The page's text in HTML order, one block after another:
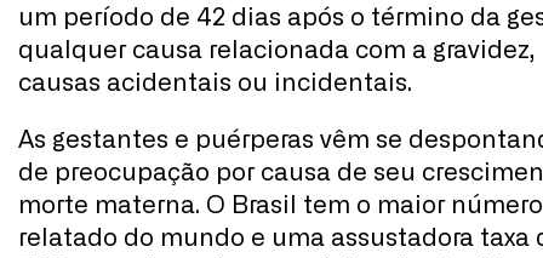
um período de 42 dias após o término da
qualquer causa relacionada com a
causas acidentais ou incidentais.
As gestantes e puérperas vêm se
de preocupação por causa de seu
morte materna. O Brasil tem o maior
relatado do mundo e uma assustadora taxa